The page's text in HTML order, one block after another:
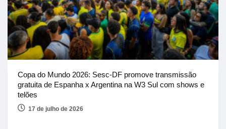
Copa do Mundo 2026: Sesc-DF promove transmissão
gratuita de Espanha x Argentina na W3 Sul com shows e
telões
17 de julho de 2026